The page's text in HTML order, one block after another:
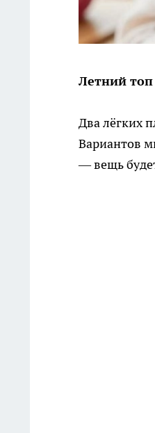
Летний топ
Два лёгких
Вариантов
— вещь